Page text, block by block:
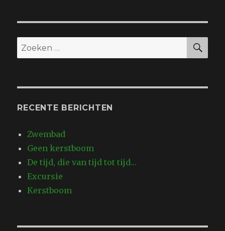
Zoeken
naar:
RECENTE BERICHTEN
Zwembad
Geen kerstboom
De tijd, die van tijd tot tijd…
Excursie
Kerstboom